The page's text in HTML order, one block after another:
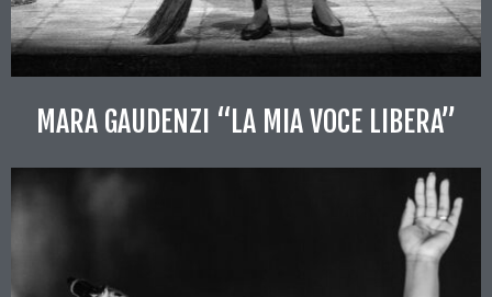
MARA GAUDENZI “LA MIA VOCE LIBERA”